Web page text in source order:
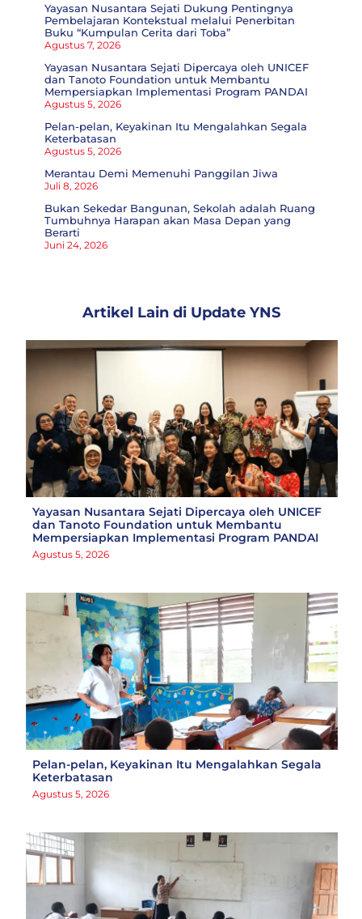
Yayasan Nusantara Sejati Dukung Pentingnya
Pembelajaran Kontekstual melalui Penerbitan
Buku “Kumpulan Cerita dari Toba”
Agustus 7, 2026
Yayasan Nusantara Sejati Dipercaya oleh UNICEF
dan Tanoto Foundation untuk Membantu
Mempersiapkan Implementasi Program PANDAI
Agustus 5, 2026
Pelan-pelan, Keyakinan Itu Mengalahkan Segala
Keterbatasan
Agustus 5, 2026
Merantau Demi Memenuhi Panggilan Jiwa
Juli 8, 2026
Bukan Sekedar Bangunan, Sekolah adalah Ruang
Tumbuhnya Harapan akan Masa Depan yang
Berarti
Juni 24, 2026
Artikel Lain di Update YNS
Yayasan Nusantara Sejati Dipercaya oleh UNICEF
dan Tanoto Foundation untuk Membantu
Mempersiapkan Implementasi Program PANDAI
Agustus 5, 2026
Pelan-pelan, Keyakinan Itu Mengalahkan Segala
Keterbatasan
Agustus 5, 2026